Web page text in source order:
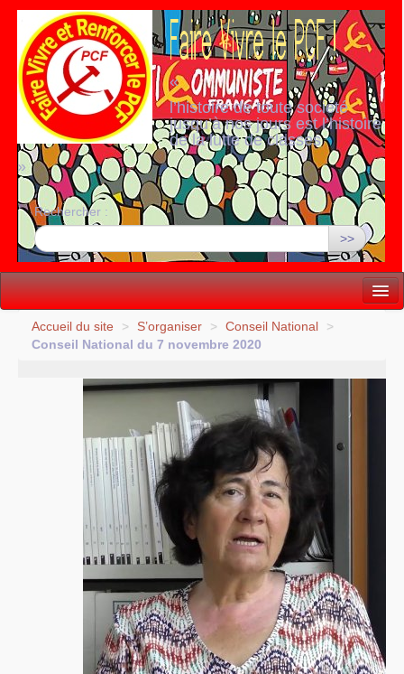
«
l’histoire de toute société
jusqu’à nos jours est l’histoire
de la lutte de classes
»
Rechercher :
>>
Vie politique
Internationale
Comprendre...
Accueil du site > S’organiser > Conseil National
>
Conseil National du 7 novembre 2020